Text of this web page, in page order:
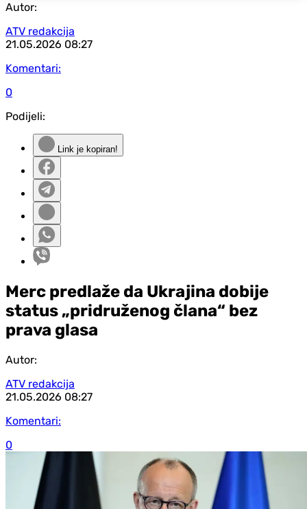
Autor:
ATV redakcija
21.05.2026 08:27
Komentari:
0
Podijeli:
Link je kopiran!
Merc predlaže da Ukrajina dobije
status „pridruženog člana“ bez
prava glasa
Autor:
ATV redakcija
21.05.2026 08:27
Komentari:
0